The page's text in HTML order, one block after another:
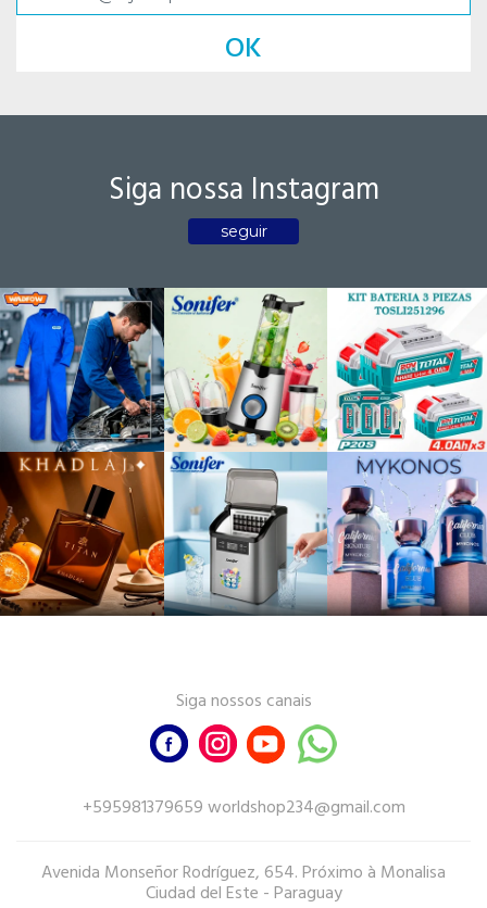
OK
Siga nossa Instagram
seguir
Siga nossos canais
+595981379659 worldshop234@gmail.com
Avenida Monseñor Rodríguez, 654. Próximo à Monalisa
Ciudad del Este - Paraguay